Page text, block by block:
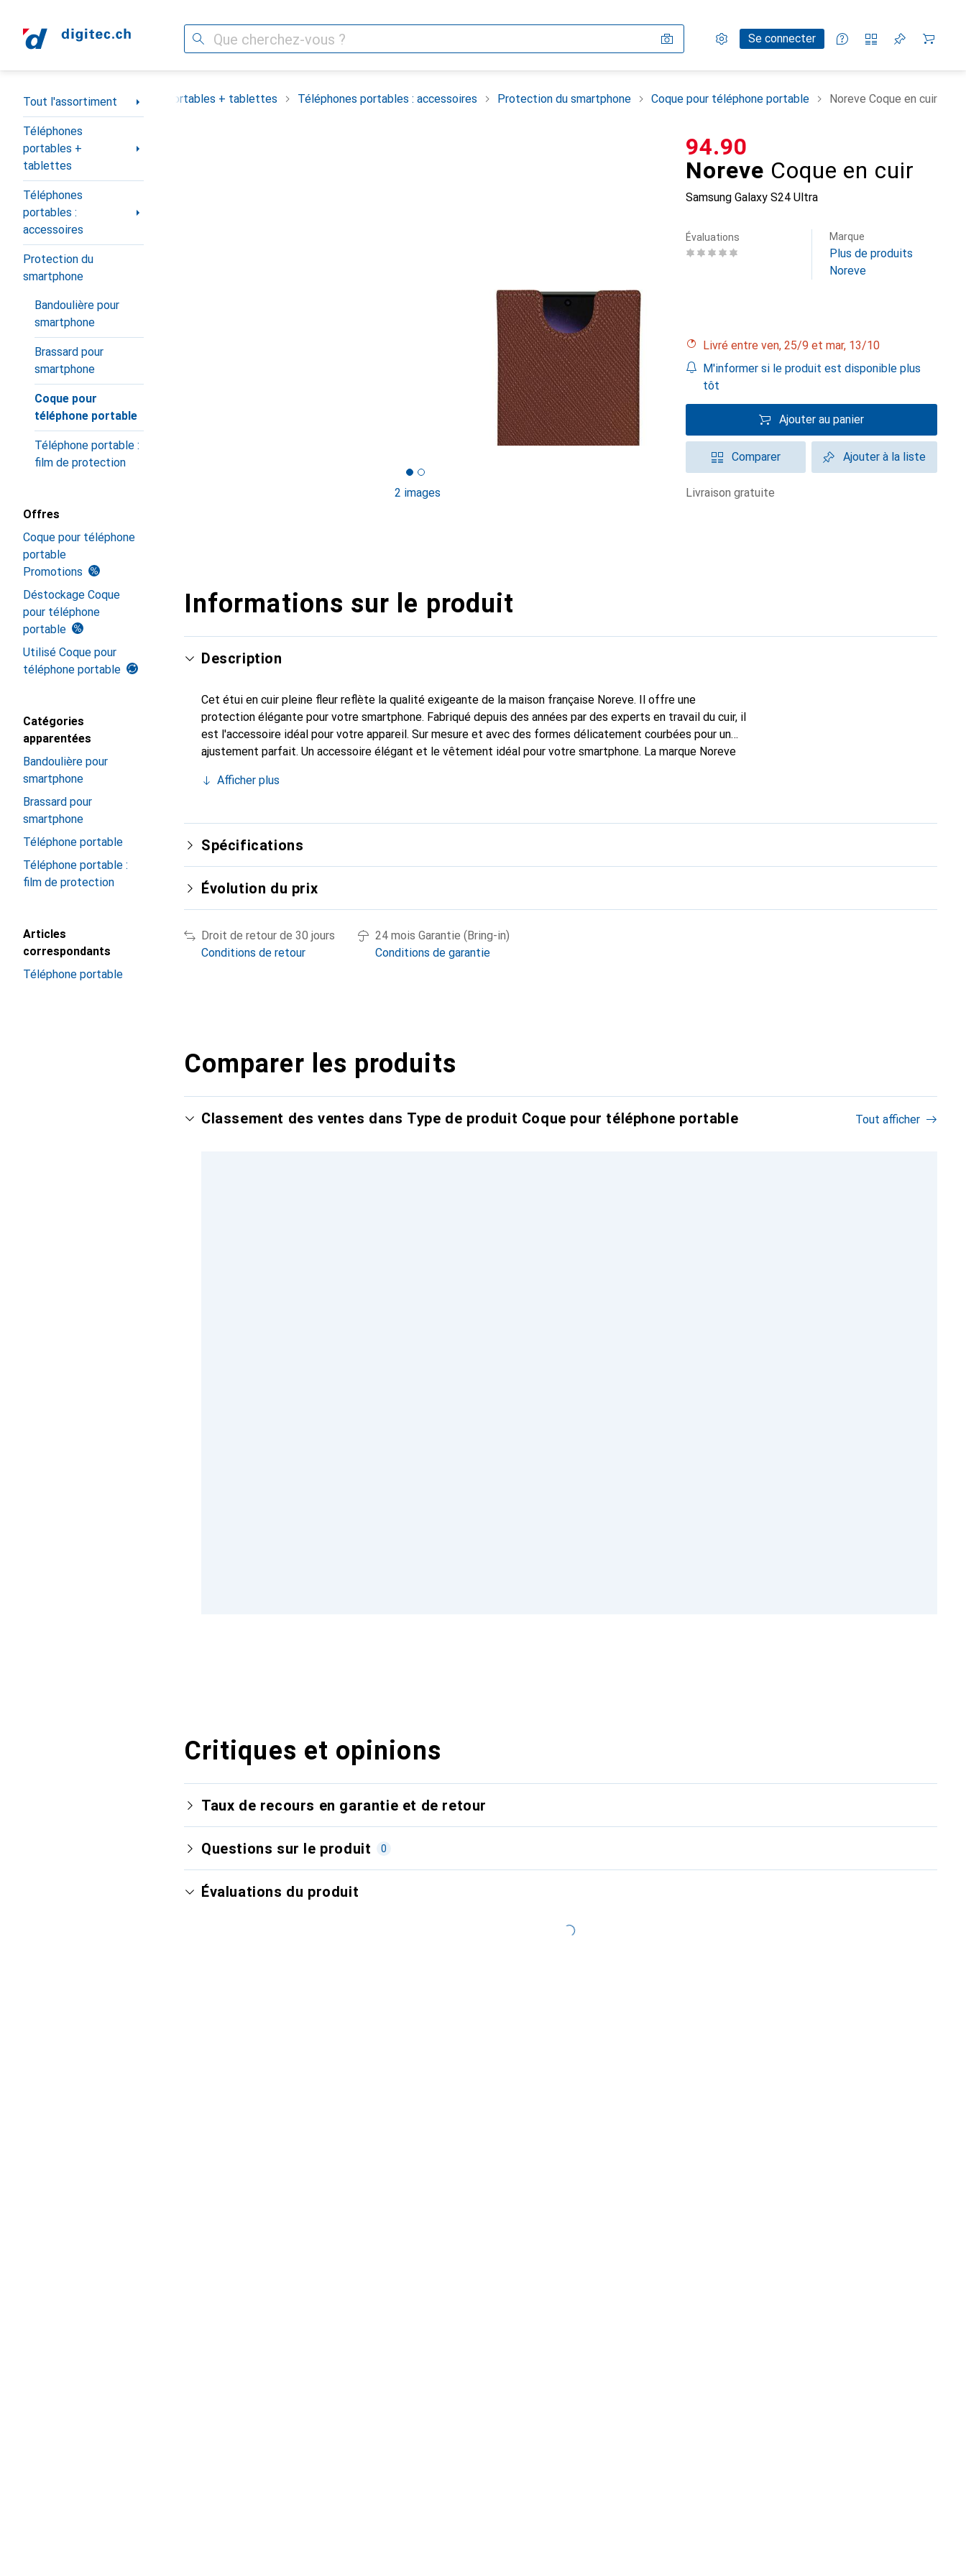
Recherche Paramètres
Compte clientSe connecter
Listes de comparaison
Listes d'envies
Panier
Navigation par catégorie
Tout l'assortiment
Téléphones
portables +
tablettes
Téléphones
portables :
accessoires
Protection du
smartphone
Bandoulière pour
smartphone
Brassard pour
smartphone
Coque pour
téléphone portable
Téléphone portable :
film de protection
Offres
Coque pour téléphone
portable
Promotions
Déstockage Coque
pour téléphone
portable
Utilisé Coque pour
téléphone portable
Catégories
apparentées
Bandoulière pour
smartphone
Brassard pour
smartphone
Téléphone portable
Téléphone portable :
film de protection
Articles
correspondants
Téléphone portable
l'assortiment Téléphones portables + tablettes Téléphones portables : accessoires Protection du smartphone Coque pour téléphone portable Noreve Coque en cuir
2 images
Noreve Coque en cuir
Samsung Galaxy S24 Ultra
CHF
94.90
Évaluations Marque
Plus de produits
Noreve
Livré entre ven, 25/9 et mar, 13/10
M'informer si le produit est disponible plus
tôt
Ajouter au panier
Comparer Ajouter à la liste
livraison gratuite
Informations sur le produit
Description
Cet étui en cuir pleine fleur reflète la qualité exigeante de la maison française Noreve. Il offre une
protection élégante pour votre smartphone. Fabriqué depuis des années par des experts en travail du cuir, il
est l'accessoire idéal pour votre appareil. Sur mesure et avec des formes délicatement courbées pour un
ajustement parfait. Un accessoire élégant et le vêtement idéal pour votre smartphone. La marque Noreve
pour le client exigeant.
Afficher plus
Spécifications
Évolution du prix
Droit de retour de 30 jours
Conditions de retour
24 mois Garantie (Bring-in)
Conditions de garantie
Comparer les produits
Classement des ventes dans Type de produit Coque pour téléphone portable Tout afficher
Critiques et opinions
Taux de recours en garantie et de retour
Questions sur le produit 0
Évaluations du produit